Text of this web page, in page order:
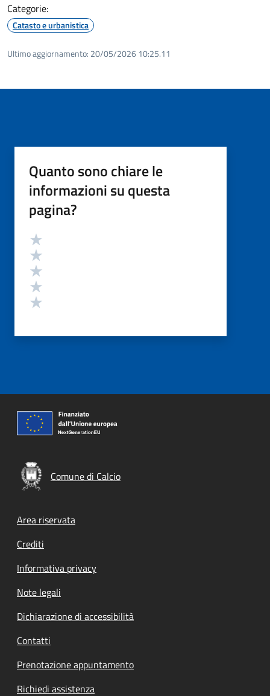
Categorie:
Catasto e urbanistica
Ultimo aggiornamento: 20/05/2026 10:25.11
Quanto sono chiare le
informazioni su questa
pagina?
Valutazione
Comune di Calcio
Footer menu
Area riservata
Crediti
Informativa privacy
Note legali
Dichiarazione di accessibilità
Contatti
Prenotazione appuntamento
Richiedi assistenza